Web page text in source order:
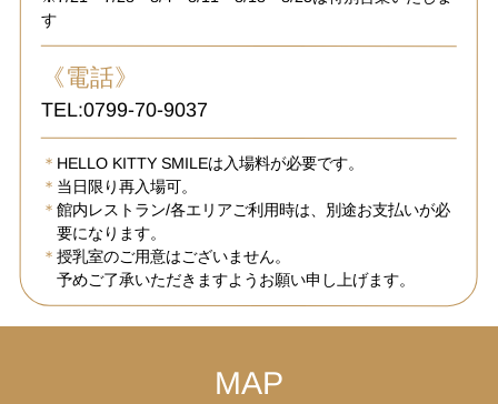
す
《電話》
TEL:0799-70-9037
HELLO KITTY SMILEは入場料が必要です。
当日限り再入場可。
館内レストラン/各エリアご利用時は、別途お支払いが必
要になります。
授乳室のご用意はございません。
予めご了承いただきますようお願い申し上げます。
MAP